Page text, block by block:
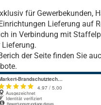
für Gewerbekunden,
Lieferung auf
in Verbindung mit
der Seite finden Sie